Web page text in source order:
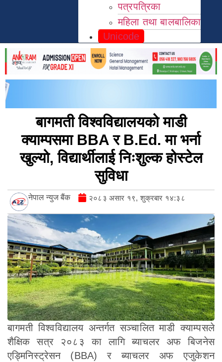
पत्रपत्रिका
महिला तथा बालबालिका
Unicode
बागमती विश्वविद्यालयको माडी
क्याम्पसमा BBA र B.Ed. मा भर्ना
खुल्यो, विद्यार्थीलाई निःशुल्क होस्टेल
सुविधा
नेपाल न्युज बैंक २०८३ असार १९, शुक्रबार १४:३८
बागमती विश्वविद्यालय अन्तर्गत सञ्चालित माडी क्याम्पसले
शैक्षिक सत्र २०८३ का लागि ब्याचलर अफ बिजनेस
एड्मिनिस्ट्रेसन (BBA) र ब्याचलर अफ एजुकेशन